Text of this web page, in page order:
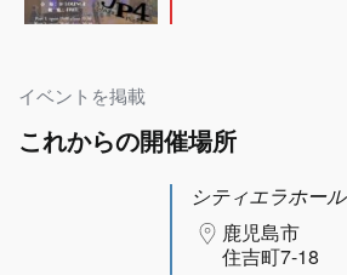
イベントを掲載
これからの開催場所
シティエラホール
鹿児島市
住吉町7-18